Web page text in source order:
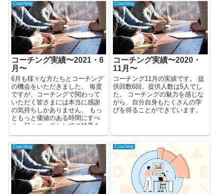
Coaching
コーチング実績〜2021・6
月〜
6月も様々な方たちとコーチング
の機会をいただきました。 毎度
ですが、コーチングで関わって
いただく皆さまには本当に感謝
の気持ちしかありません。 もっ
ともっと価値のある時間にすべ
く、日々コーチとしての技量を
Coaching
コーチング実績〜2020・
11月〜
コーチング11月の実績です。 提
供回数6回、提供人数は5人でし
た。 コーチングの魅力を感じな
がら、自分自身もたくさんの学
びを得ることができています。
Coaching Coaching